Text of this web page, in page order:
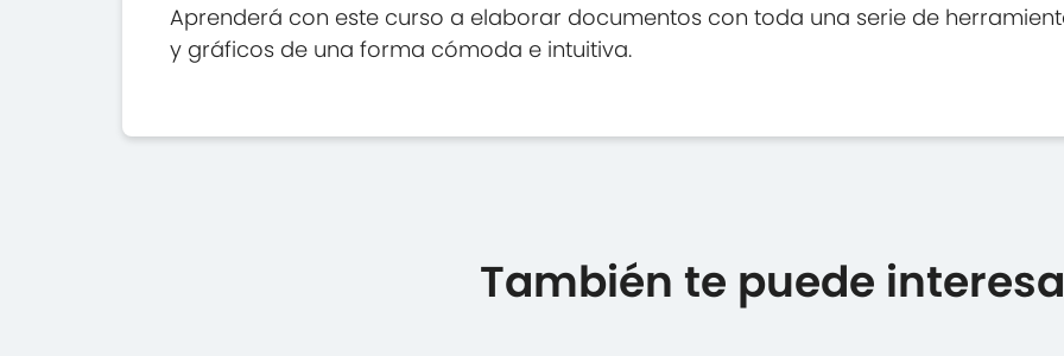
Aprenderá con este curso a elaborar documentos con toda una serie de
y gráficos de una forma cómoda e intuitiva.
También te puede